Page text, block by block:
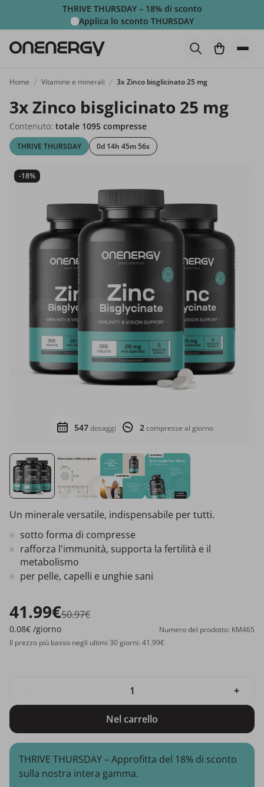
THRIVE THURSDAY – 18% di sconto
Applica lo sconto THURSDAY
Home Vitamine e minerali 3x Zinco bisglicinato 25 mg
3x Zinco bisglicinato 25 mg
Contenuto: totale 1095 compresse
THRIVE THURSDAY 0d 14h 45m 54s
-18%
547dosaggi 2compresse al giorno
Un minerale versatile, indispensabile per tutti.
sotto forma di compresse
rafforza l'immunità, supporta la fertilità e il
metabolismo
per pelle, capelli e unghie sani
41.99€50.97€
0.08€ /giorno
Numero del prodotto: KM465
Il prezzo più basso negli ultimi 30 giorni: 41.99€
+
Nel carrello
THRIVE THURSDAY – Approfitta del 18% di sconto
sulla nostra intera gamma.